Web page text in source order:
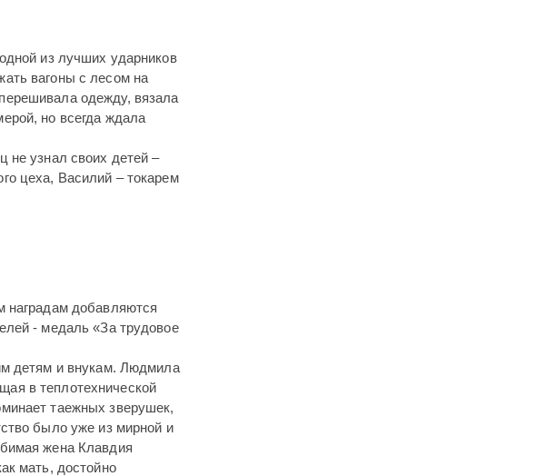
из лучших ударников
вагоны с лесом на
одежду, вязала
но всегда ждала
не узнал своих детей –
цеха, Василий – токарем
наградам добавляются
- медаль «За трудовое
детям и внукам. Людмила
в теплотехнической
таежных зверушек,
было уже из мирной и
жена Клавдия
мать, достойно